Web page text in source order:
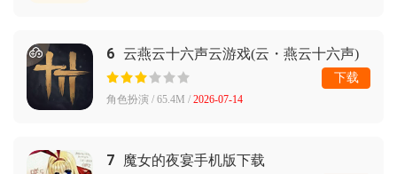
6 云燕云十六声云游戏(云・燕云十六声)
角色扮演 / 65.4M / 2026-07-14
下载
7 魔女的夜宴手机版下载